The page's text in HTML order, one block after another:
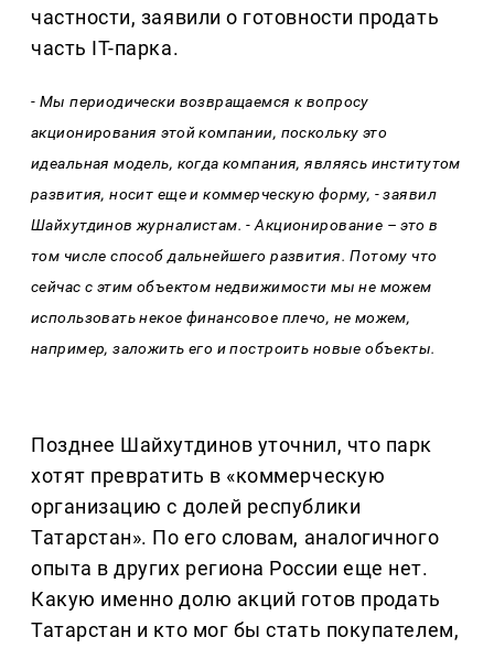
частности, заявили о готовности продать
часть IT-парка.
- Мы периодически возвращаемся к вопросу
акционирования этой компании, поскольку это
идеальная модель, когда компания, являясь институтом
развития, носит еще и коммерческую форму, - заявил
Шайхутдинов журналистам. - Акционирование – это в
том числе способ дальнейшего развития. Потому что
сейчас с этим объектом недвижимости мы не можем
использовать некое финансовое плечо, не можем,
например, заложить его и построить новые объекты.
Позднее Шайхутдинов уточнил, что парк
хотят превратить в «коммерческую
организацию с долей республики
Татарстан». По его словам, аналогичного
опыта в других региона России еще нет.
Какую именно долю акций готов продать
Татарстан и кто мог бы стать покупателем,